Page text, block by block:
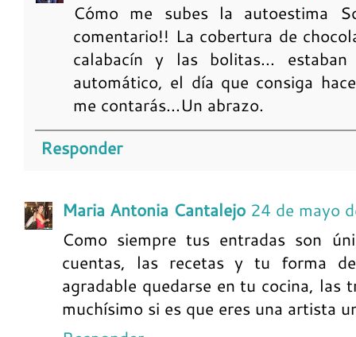
Cómo me subes la autoestima
comentario!! La cobertura de
calabacín y las bolitas...
automático, el día que consiga
me contarás...Un abrazo.
Responder
Maria Antonia Cantalejo 24 de mayo
Como siempre tus entradas son
cuentas, las recetas y tu forma
agradable quedarse en tu cocina, las
muchísimo si es que eres una artista